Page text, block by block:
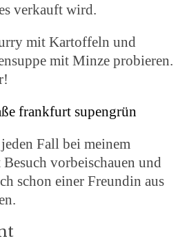
verkauft wird.
mit Kartoffeln und
mit Minze probieren.
Fall bei meinem
vorbeischauen und
schon einer Freundin aus